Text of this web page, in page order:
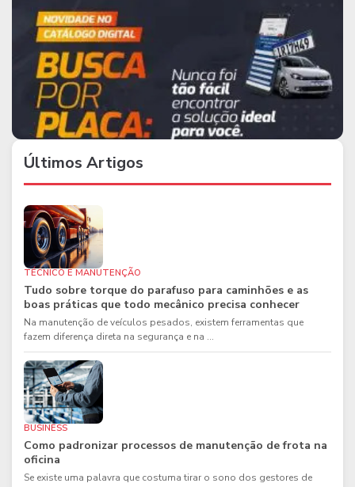
Últimos Artigos
TÉCNICO E MANUTENÇÃO
Tudo sobre torque do parafuso para caminhões e as
boas práticas que todo mecânico precisa conhecer
Na manutenção de veículos pesados, existem ferramentas que
fazem diferença direta na segurança e na ...
BUSINESS
Como padronizar processos de manutenção de frota na
oficina
Se existe uma palavra que costuma tirar o sono dos gestores de